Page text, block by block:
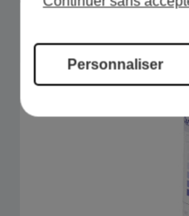
Personnaliser